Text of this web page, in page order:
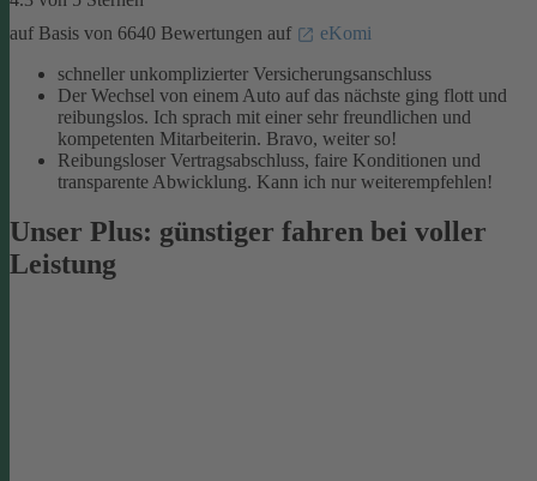
auf Basis von 6640 Bewertungen auf
eKomi
schneller unkomplizierter Versicherungsanschluss
Der Wechsel von einem Auto auf das nächste ging flott und
reibungslos. Ich sprach mit einer sehr freundlichen und
kompetenten Mitarbeiterin. Bravo, weiter so!
Reibungsloser Vertragsabschluss, faire Konditionen und
transparente Abwicklung. Kann ich nur weiterempfehlen!
Unser Plus: günstiger fahren bei voller
Leistung